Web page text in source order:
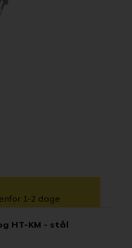
1-2 dage
HT-KM - stål